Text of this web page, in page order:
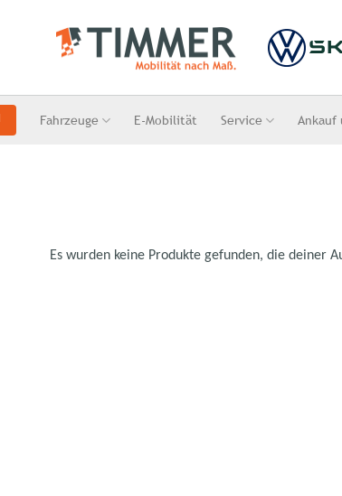
Fahrzeuge E-Mobilität Service Ankauf
Es wurden keine Produkte gefunden, die deiner